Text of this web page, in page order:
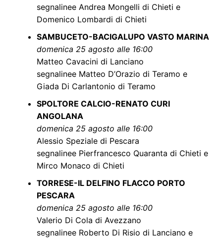
segnalinee Andrea Mongelli di Chieti e
Domenico Lombardi di Chieti
SAMBUCETO-BACIGALUPO VASTO MARINA
domenica 25 agosto alle 16:00
Matteo Cavacini di Lanciano
segnalinee Matteo D’Orazio di Teramo e
Giada Di Carlantonio di Teramo
SPOLTORE CALCIO-RENATO CURI
ANGOLANA
domenica 25 agosto alle 16:00
Alessio Speziale di Pescara
segnalinee Pierfrancesco Quaranta di Chieti e
Mirco Monaco di Chieti
TORRESE-IL DELFINO FLACCO PORTO
PESCARA
domenica 25 agosto alle 16:00
Valerio Di Cola di Avezzano
segnalinee Roberto Di Risio di Lanciano e